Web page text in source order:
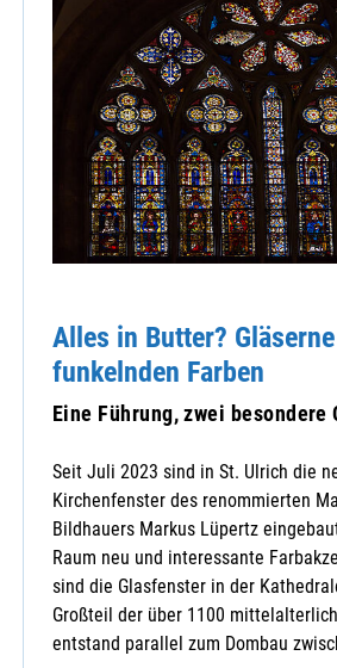
Alles in Butter?
funkelnden Farben
Eine Führung, zwei besondere
Seit Juli 2023 sind in St. Ulrich die
Kirchenfenster des renommierten
Bildhauers Markus Lüpertz
Raum neu und interessante
sind die Glasfenster in der
Großteil der über 1100
entstand parallel zum Dombau